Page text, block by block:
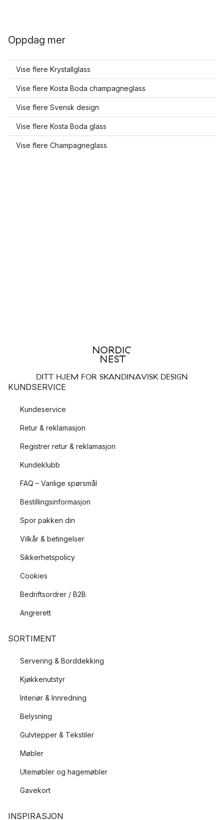
Oppdag mer
Vise flere Krystallglass
Vise flere Kosta Boda champagneglass
Vise flere Svensk design
Vise flere Kosta Boda glass
Vise flere Champagneglass
DITT HJEM FOR SKANDINAVISK DESIGN
KUNDSERVICE
Kundeservice
Retur & reklamasjon
Registrer retur & reklamasjon
Kundeklubb
FAQ – Vanlige spørsmål
Bestillingsinformasjon
Spor pakken din
Vilkår & betingelser
Sikkerhetspolicy
Cookies
Bedriftsordrer / B2B
Angrerett
SORTIMENT
Servering & Borddekking
Kjøkkenutstyr
Interiør & Innredning
Belysning
Gulvtepper & Tekstiler
Møbler
Utemøbler og hagemøbler
Gavekort
INSPIRASJON